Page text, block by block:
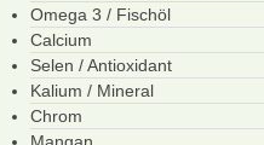
Omega 3 / Fischöl
Calcium
Selen / Antioxidant
Kalium / Mineral
Chrom